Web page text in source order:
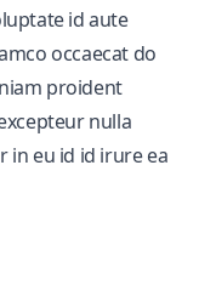
id aute
occaecat do
proident
nulla
in eu id id irure ea